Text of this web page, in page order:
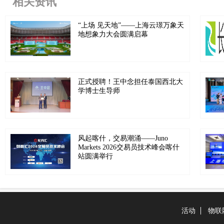
“上场 见天地”——上海云璟万象天
地想象力大会圆满启幕
正式授聘！王中念担任泰国西北大
学博士生导师
风起喀什，交易潮涌——Juno
Markets 2026交易员技术峰会喀什
站圆满举行
活动 物联